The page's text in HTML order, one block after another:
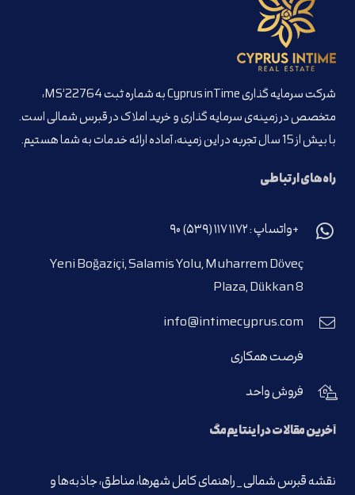
شرکت سرمایه گذاری Cyprus inTime به شماره ثبت MS’22764،
متخصص در زمینه‌ی سرمایه گذاری و خرید املاک در قبرس شمالی است.
با بیش از 15 سال تجربه در این زمینه، آماده ارائه خدمات به شما هستیم.
راه‌های ارتباطی
+واتساپ : ۱۱۷۲ ۱۱۷ (۵۳۹) ۹۰
Yeni Boğaziçi, Salamis Yolu, Muharrem Döveç
Plaza, Dükkan 8
info@intimecyprus.com
فرصت همکاری
فروش واحد
آخرین مقالات در اینتایم‌مگ
نقشه قبرس شمالی _ راهنمای کامل شهرها، مناطق، جاذبه‌ها و